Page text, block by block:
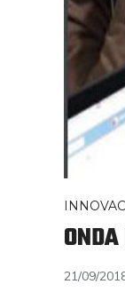
21/09/